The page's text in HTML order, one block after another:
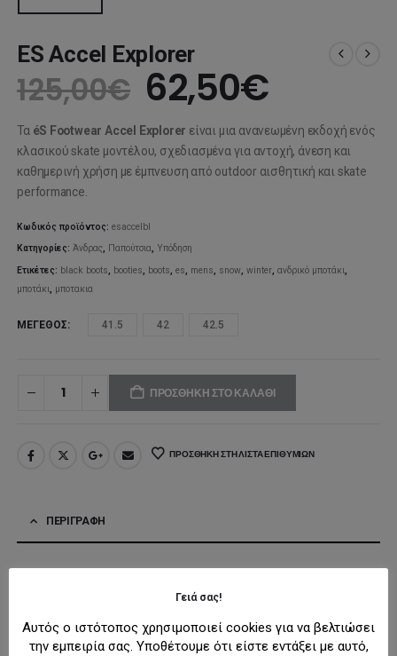
ES Accel Explorer
125,00€ Original
price
was:
125,00€.
62,50€Η
τιμή
είναι:
Τα éS Footwear Accel Explorer είναι μια ανανεωμένη εκδοχή ενός
κλασικού skate μοντέλου, σχεδιασμένα για αντοχή, άνεση και
καθημερινή χρήση με έμπνευση από outdoor αισθητική και skate
performance.
Κωδικός προϊόντος:esaccelbl
Κατηγορίες:Άνδρας, Παπούτσια, Υπόδηση
Ετικέτες: black boots, booties, boots,es, mens, snow,winter,ανδρικό μποτάκι,
μποτάκι, μποτακια
ΜΈΓΕΘΟΣ 41.5 42 42.5
ΠΡΟΣΘΉΚΗ ΣΤΟ ΚΑΛΆΘΙ
ΠΡΟΣΘΉΚΗ ΣΤΗ ΛΊΣΤΑ ΕΠΙΘΥΜΙΏΝ
ΠΕΡΙΓΡΑΦΉ
Εσωτερική σόλα: Ύφασμα
Εσωτερικό: Ύφασμα
Γειά σας!
Αυτός ο ιστότοπος χρησιμοποιεί cookies για να βελτιώσει
την εμπειρία σας. Υποθέτουμε ότι είστε εντάξει με αυτό,